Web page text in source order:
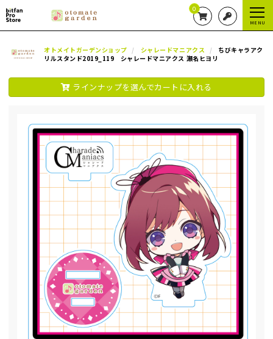
0
MENU
オトメイトガーデンショップ シャレードマニアクス
ちびキャラアク
リルスタンド2019_119 シャレードマニアクス 瀬名ヒヨリ
ラインナップを選んでカートに入れる